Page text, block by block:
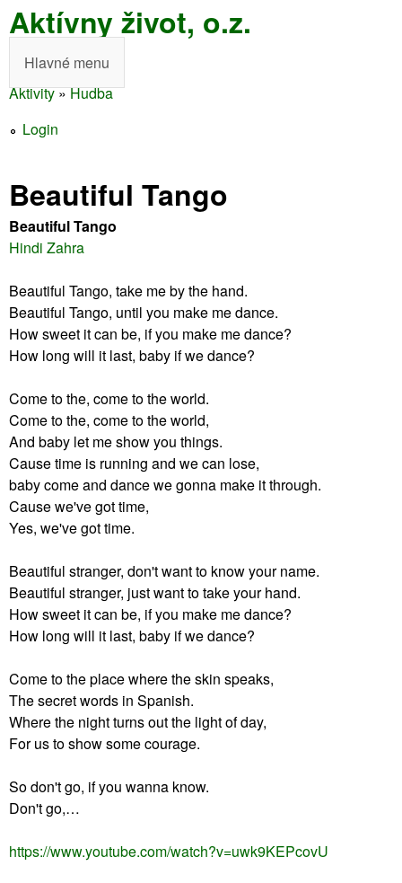
Skočiť
na
Aktívny život, o.z.
l
a
n
é
m
e
n
u
Hlavné menu
Nachádzate
tu
Aktivity»Hudba
Login
Beautiful Tango
Beautiful Tango
Hindi Zahra
Beautiful Tango, take me by the hand.
Beautiful Tango, until you make me dance.
How sweet it can be, if you make me dance?
How long will it last, baby if we dance?
Come to the, come to the world.
Come to the, come to the world,
And baby let me show you things.
Cause time is running and we can lose,
baby come and dance we gonna make it through.
Cause we've got time,
Yes, we've got time.
Beautiful stranger, don't want to know your name.
Beautiful stranger, just want to take your hand.
How sweet it can be, if you make me dance?
How long will it last, baby if we dance?
Come to the place where the skin speaks,
The secret words in Spanish.
Where the night turns out the light of day,
For us to show some courage.
So don't go, if you wanna know.
Don't go,…
https://www.youtube.com/watch?v=uwk9KEPcovU